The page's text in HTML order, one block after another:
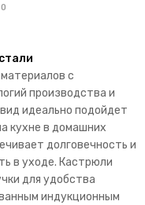
0
с
производства и
идеально подойдет
кухне в домашних
долговечность и
в уходе. Кастрюли
для удобства
индукционным